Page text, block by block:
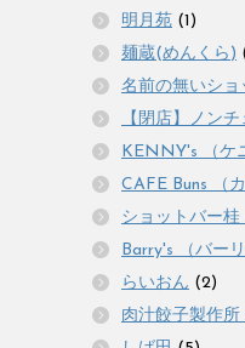
明月苑 (1)
麺蔵(めんくら)
名前の無いショ
【閉店】ノン
KENNY's （ケ
CAFE Buns （
ショットバー桂
Barry's （バーリ
らいおん (2)
肉汁餃子製作